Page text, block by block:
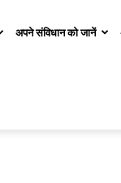
अपने संविधान को जानें